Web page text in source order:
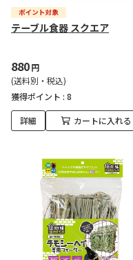
テーブル食器 スクエア
880円
(送料別・税込)
獲得ポイント : 8
詳細 カートに入れる